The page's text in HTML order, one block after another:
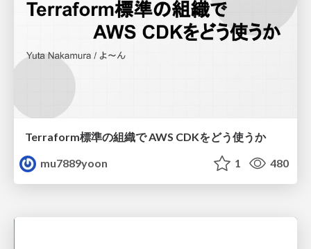
Terraform標準の組織で AWS CDKをどう使うか
mu7889yoon
1 480